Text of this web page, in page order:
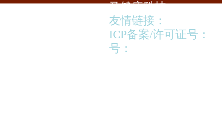
马健康科技
友情链接：
ICP备案/许可证号：
号：